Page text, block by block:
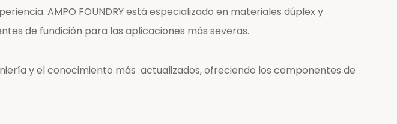
AMPO FOUNDRY está especializado en materiales dúplex y
de fundición para las aplicaciones más severas.
y el conocimiento más actualizados, ofreciendo los componentes de